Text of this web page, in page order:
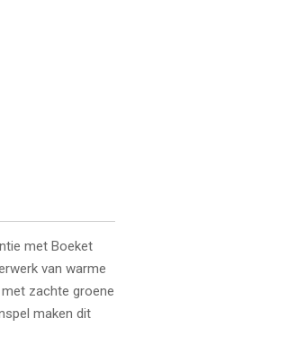
met Boeket
van warme
zachte groene
maken dit